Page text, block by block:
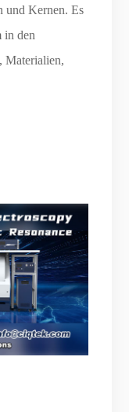
und Kernen. Es
in den
Materialien,